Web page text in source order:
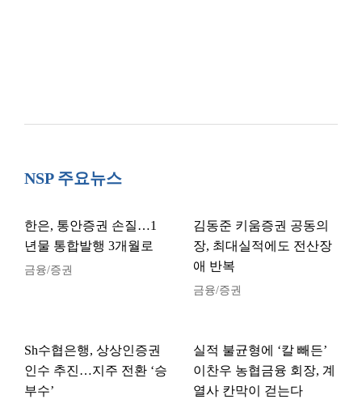
NSP 주요뉴스
한은, 통안증권 손질…1
년물 통합발행 3개월로
금융/증권
김동준 키움증권 공동의
장, 최대실적에도 전산장
애 반복
금융/증권
Sh수협은행, 상상인증권
인수 추진…지주 전환 ‘승
부수’
실적 불균형에 ‘칼 빼든’
이찬우 농협금융 회장, 계
열사 칸막이 걷는다